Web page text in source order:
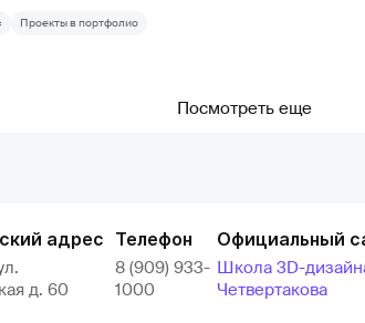
Проекты в портфолио
Посмотреть еще
адрес
д. 60
Телефон
8 (909) 933-
1000
Официальный
Школа 3D-
Четвертакова